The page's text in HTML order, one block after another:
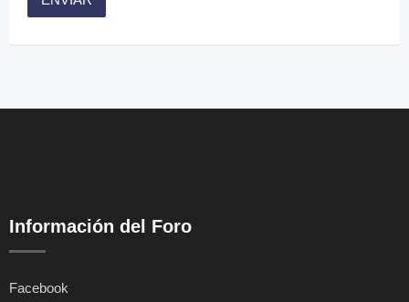
Información del Foro
Facebook